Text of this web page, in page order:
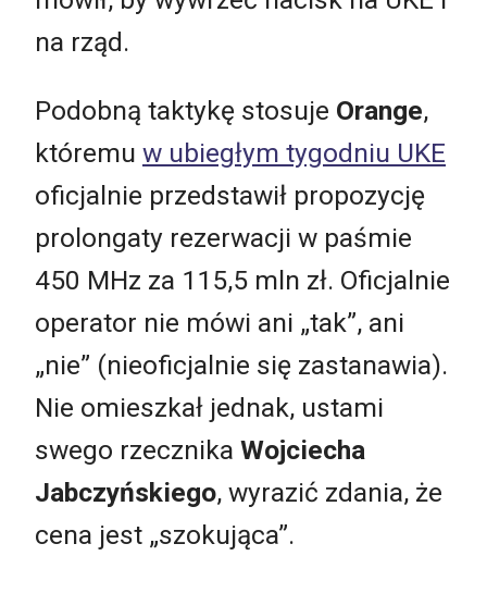
na rząd.
Podobną taktykę stosuje Orange,
któremu w ubiegłym tygodniu UKE
oficjalnie przedstawił propozycję
prolongaty rezerwacji w paśmie
450 MHz za 115,5 mln zł. Oficjalnie
operator nie mówi ani „tak”, ani
„nie” (nieoficjalnie się zastanawia).
Nie omieszkał jednak, ustami
swego rzecznika Wojciecha
Jabczyńskiego, wyrazić zdania, że
cena jest „szokująca”.